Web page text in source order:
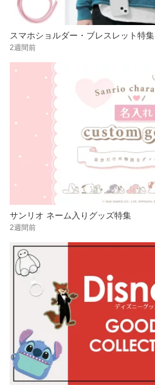
スマホショルダー・ブレスレット特集
2週間前
サンリオ ネーム入りグッズ特集
2週間前